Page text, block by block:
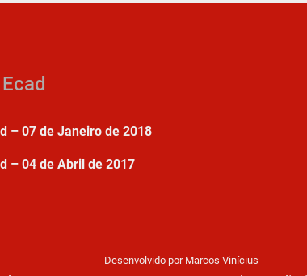
– 07 de Janeiro de 2018
– 04 de Abril de 2017
Desenvolvido por Marcos Vinícius